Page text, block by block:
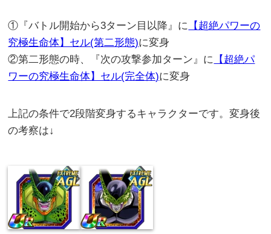
①『バトル開始から3ターン目以降』に 【超絶パワーの
究極生命体】セル(第二形態)に変身
②第二形態の時、『次の攻撃参加ターン』に 【超絶パ
ワーの究極生命体】セル(完全体)に変身
上記の条件で2段階変身するキャラクターです。変身後
の考察は↓